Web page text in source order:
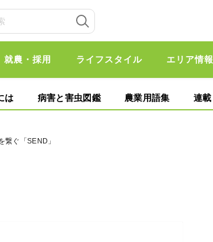
就農・採用 ライフスタイル エリア情報
は 病害と害虫図鑑 農業用語集 連載
繋ぐ「SEND」